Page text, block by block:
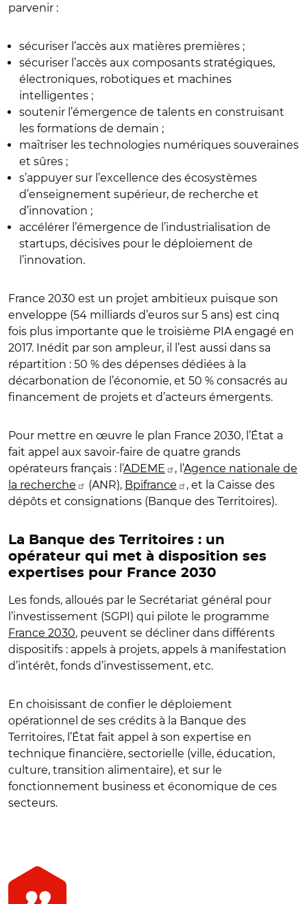
parvenir :
sécuriser l’accès aux matières premières ;
sécuriser l’accès aux composants stratégiques,
électroniques, robotiques et machines
intelligentes ;
soutenir l’émergence de talents en construisant
les formations de demain ;
maîtriser les technologies numériques souveraines
et sûres ;
s’appuyer sur l’excellence des écosystèmes
d’enseignement supérieur, de recherche et
d’innovation ;
accélérer l’émergence de l’industrialisation de
startups, décisives pour le déploiement de
l’innovation.
France 2030 est un projet ambitieux puisque son
enveloppe (54 milliards d’euros sur 5 ans) est cinq
fois plus importante que le troisième PIA engagé en
2017. Inédit par son ampleur, il l’est aussi dans sa
répartition : 50 % des dépenses dédiées à la
décarbonation de l’économie, et 50 % consacrés au
financement de projets et d’acteurs émergents.
Pour mettre en œuvre le plan France 2030, l’État a
fait appel aux savoir-faire de quatre grands
opérateurs français : l’ADEME , l’Agence nationale de
la recherche
(ANR), Bpifrance
, et la Caisse des
dépôts et consignations (Banque des Territoires).
La Banque des Territoires : un
opérateur qui met à disposition ses
expertises pour France 2030
Les fonds, alloués par le Secrétariat général pour
l’investissement (SGPI) qui pilote le programme
France 2030, peuvent se décliner dans différents
dispositifs : appels à projets, appels à manifestation
d’intérêt, fonds d’investissement, etc.
En choisissant de confier le déploiement
opérationnel de ses crédits à la Banque des
Territoires, l’État fait appel à son expertise en
technique financière, sectorielle (ville, éducation,
culture, transition alimentaire), et sur le
fonctionnement business et économique de ces
secteurs.